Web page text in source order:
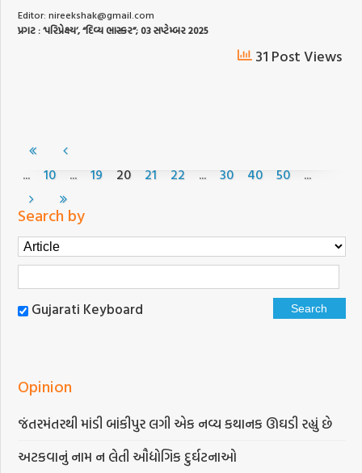
Editor:nireekshak@gmail.com
પ્રગટ : ‘પરિપ્રેક્ષ્ય’, “દિવ્યભાસ્કર”; 03સપ્ટેમ્બર2025
31 Post Views
... 10 ... 19 20 21 22 ... 30 40 50 ...
Search by
Gujarati Keyboard
Opinion
જંતરમંતરથી માંડી બાંકીપુર લગી એક નવ્ય કથાનક ઊઘડી રહ્યું છે
અટકવાનું નામ ન લેતી ઔદ્યોગિક દુર્ઘટનાઓ